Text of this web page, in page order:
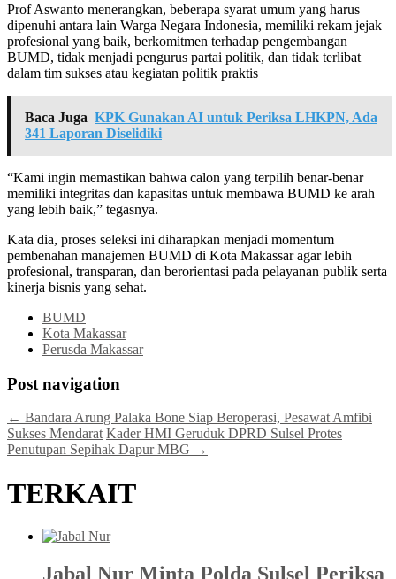
Prof Aswanto menerangkan, beberapa syarat umum yang harus
dipenuhi antara lain Warga Negara Indonesia, memiliki rekam jejak
profesional yang baik, berkomitmen terhadap pengembangan
BUMD, tidak menjadi pengurus partai politik, dan tidak terlibat
dalam tim sukses atau kegiatan politik praktis
Baca Juga KPK Gunakan AI untuk Periksa LHKPN, Ada
341 Laporan Diselidiki
“Kami ingin memastikan bahwa calon yang terpilih benar-benar
memiliki integritas dan kapasitas untuk membawa BUMD ke arah
yang lebih baik,” tegasnya.
Kata dia, proses seleksi ini diharapkan menjadi momentum
pembenahan manajemen BUMD di Kota Makassar agar lebih
profesional, transparan, dan berorientasi pada pelayanan publik serta
kinerja bisnis yang sehat.
BUMD
Kota Makassar
Perusda Makassar
Post navigation
← Bandara Arung Palaka Bone Siap Beroperasi, Pesawat Amfibi
Sukses Mendarat Kader HMI Geruduk DPRD Sulsel Protes
Penutupan Sepihak Dapur MBG →
TERKAIT
Jabal Nur Minta Polda Sulsel Periksa